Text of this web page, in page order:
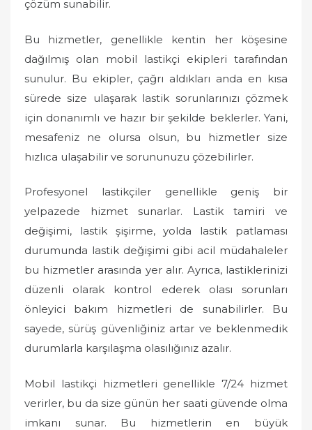
çözüm sunabilir.
Bu hizmetler, genellikle kentin her köşesine
dağılmış olan mobil lastikçi ekipleri tarafından
sunulur. Bu ekipler, çağrı aldıkları anda en kısa
sürede size ulaşarak lastik sorunlarınızı çözmek
için donanımlı ve hazır bir şekilde beklerler. Yani,
mesafeniz ne olursa olsun, bu hizmetler size
hızlıca ulaşabilir ve sorununuzu çözebilirler.
Profesyonel lastikçiler genellikle geniş bir
yelpazede hizmet sunarlar. Lastik tamiri ve
değişimi, lastik şişirme, yolda lastik patlaması
durumunda lastik değişimi gibi acil müdahaleler
bu hizmetler arasında yer alır. Ayrıca, lastiklerinizi
düzenli olarak kontrol ederek olası sorunları
önleyici bakım hizmetleri de sunabilirler. Bu
sayede, sürüş güvenliğiniz artar ve beklenmedik
durumlarla karşılaşma olasılığınız azalır.
Mobil lastikçi hizmetleri genellikle 7/24 hizmet
verirler, bu da size günün her saati güvende olma
imkanı sunar. Bu hizmetlerin en büyük